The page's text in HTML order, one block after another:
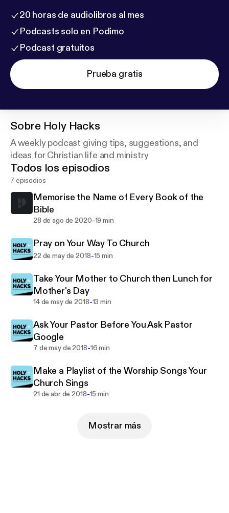
20 horas de audiolibros al mes
Podcasts solo en Podimo
Podcast gratuitos
Prueba gratis
Sobre Holy Hacks
A weekly podcast giving tips, suggestions, and
ideas for Christian life and ministry
Todos los episodios
7 episodios
Memorise the Name of Every Book of the
Bible
28 de ago de 2020-19 min
Pray on Your Way To Church
22 de may de 2018-15 min
Take Your Mother to Church then Lunch for
Mother's Day
14 de may de 2018-13 min
Ask Your Pastor Before You Ask Pastor
Google
7 de may de 2018-16 min
Make a Playlist of the Worship Songs Your
Church Sings
21 de abr de 2018-15 min
Mostrar más